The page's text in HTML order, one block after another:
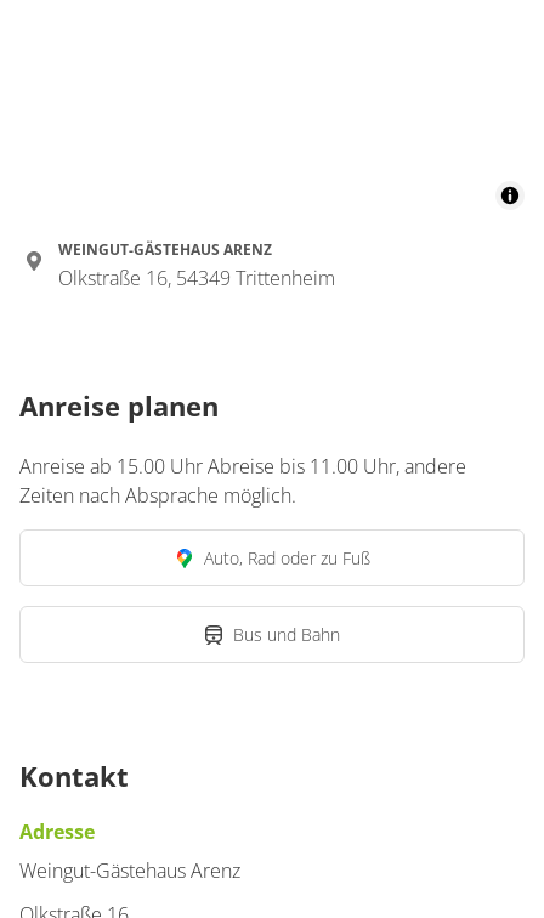
WEINGUT-GÄSTEHAUS ARENZ
Olkstraße 16, 54349 Trittenheim
Anreise planen
Anreise ab 15.00 Uhr Abreise bis 11.00 Uhr, andere
Zeiten nach Absprache möglich.
Auto, Rad oder zu Fuß
Bus und Bahn
Kontakt
Adresse
Weingut-Gästehaus Arenz